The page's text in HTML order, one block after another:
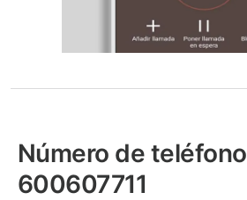
Número de teléfono
600607711